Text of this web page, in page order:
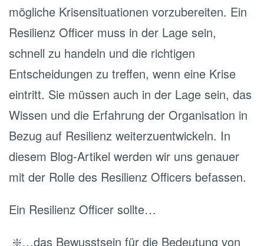
mögliche Krisensituationen vorzubereiten. Ein
Resilienz Officer muss in der Lage sein,
schnell zu handeln und die richtigen
Entscheidungen zu treffen, wenn eine Krise
eintritt. Sie müssen auch in der Lage sein, das
Wissen und die Erfahrung der Organisation in
Bezug auf Resilienz weiterzuentwickeln. In
diesem Blog-Artikel werden wir uns genauer
mit der Rolle des Resilienz Officers befassen.
Ein Resilienz Officer sollte…
❇️…das Bewusstsein für die Bedeutung von